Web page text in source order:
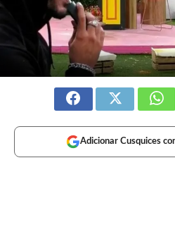
Adicionar Cusquices